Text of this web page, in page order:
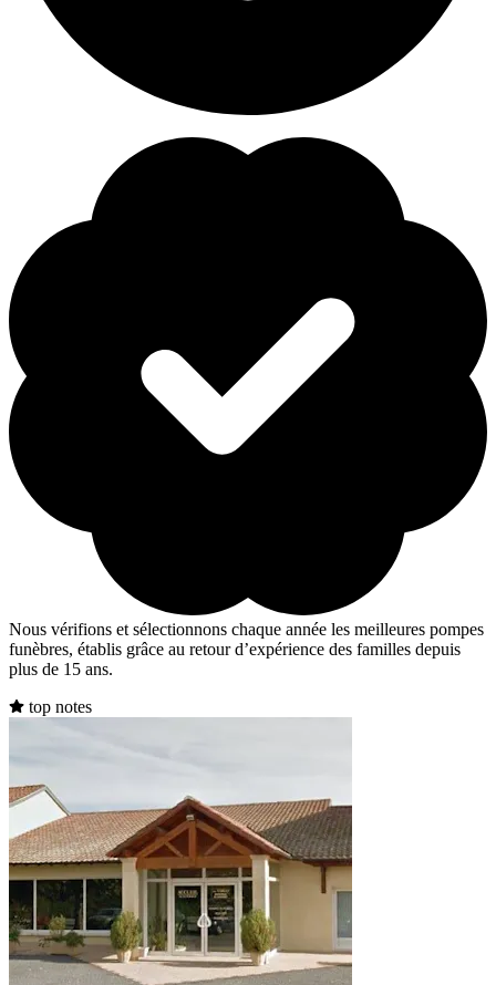
Nous vérifions et sélectionnons chaque année les meilleures pompes
funèbres, établis grâce au retour d’expérience des familles depuis
plus de 15 ans.
top notes